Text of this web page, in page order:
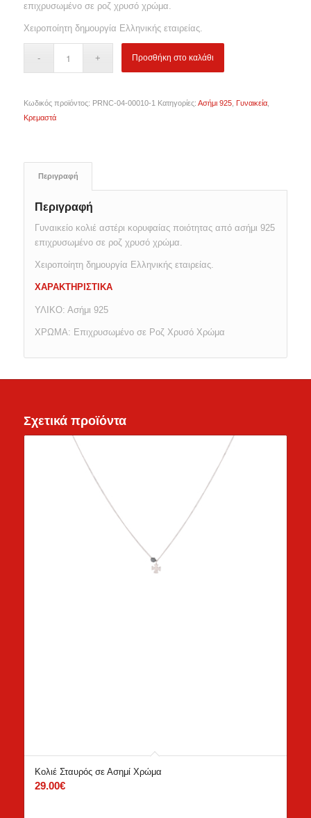
επιχρυσωμένο σε ροζ χρυσό χρώμα.
Χειροποίητη δημουργία Ελληνικής εταιρείας.
Προσθήκη στο καλάθι
Κωδικός προϊόντος: PRNC-04-00010-1 Κατηγορίες: Ασήμι 925, Γυναικεία,
Κρεμαστά
Περιγραφή
Περιγραφή
Γυναικείο κολιέ αστέρι κορυφαίας ποιότητας από ασήμι 925
επιχρυσωμένο σε ροζ χρυσό χρώμα.
Χειροποίητη δημουργία Ελληνικής εταιρείας.
ΧΑΡΑΚΤΗΡΙΣΤΙΚΑ
ΥΛΙΚΟ: Ασήμι 925
ΧΡΩΜΑ: Επιχρυσωμένο σε Ροζ Χρυσό Χρώμα
Σχετικά προϊόντα
Κολιέ Σταυρός σε Ασημί Χρώμα
29.00€